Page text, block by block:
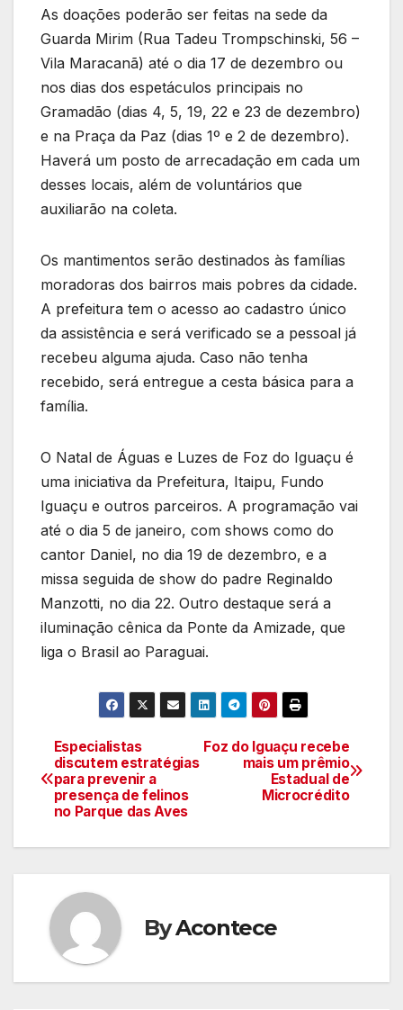
As doações poderão ser feitas na sede da
Guarda Mirim (Rua Tadeu Trompschinski, 56 –
Vila Maracanã) até o dia 17 de dezembro ou
nos dias dos espetáculos principais no
Gramadão (dias 4, 5, 19, 22 e 23 de dezembro)
e na Praça da Paz (dias 1º e 2 de dezembro).
Haverá um posto de arrecadação em cada um
desses locais, além de voluntários que
auxiliarão na coleta.
Os mantimentos serão destinados às famílias
moradoras dos bairros mais pobres da cidade.
A prefeitura tem o acesso ao cadastro único
da assistência e será verificado se a pessoal já
recebeu alguma ajuda. Caso não tenha
recebido, será entregue a cesta básica para a
família.
O Natal de Águas e Luzes de Foz do Iguaçu é
uma iniciativa da Prefeitura, Itaipu, Fundo
Iguaçu e outros parceiros. A programação vai
até o dia 5 de janeiro, com shows como do
cantor Daniel, no dia 19 de dezembro, e a
missa seguida de show do padre Reginaldo
Manzotti, no dia 22. Outro destaque será a
iluminação cênica da Ponte da Amizade, que
liga o Brasil ao Paraguai.
Navegação
de
artigos
Foz do Iguaçu recebe
mais um prêmio
Estadual de
Microcrédito
Especialistas
discutem estratégias
para prevenir a
presença de felinos
no Parque das Aves
ByAcontece